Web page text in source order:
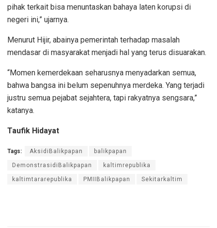
pihak terkait bisa menuntaskan bahaya laten korupsi di
negeri ini,” ujarnya.
Menurut Hijir, abainya pemerintah terhadap masalah
mendasar di masyarakat menjadi hal yang terus disuarakan.
“Momen kemerdekaan seharusnya menyadarkan semua,
bahwa bangsa ini belum sepenuhnya merdeka. Yang terjadi
justru semua pejabat sejahtera, tapi rakyatnya sengsara,”
katanya.
Taufik Hidayat
Tags: AksidiBalikpapan balikpapan
DemonstrasidiBalikpapan kaltimrepublika
kaltimtararepublika PMIIBalikpapan Sekitarkaltim